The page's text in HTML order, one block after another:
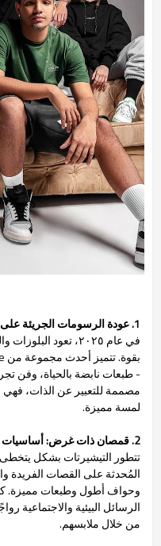
1. عودة الرسومات الجريئة على البلوزات والهوديز
في عام ٢٠٢٥، تعود
- طبعات نابضة بالحياة، وفن
مصممة للتعبير عن الذات،
لمسة مميزة.
2. قمصان ذات غرض: أساسيات متطورة
تتطور التيشيرتات بشكل
المُحدثة على القصات الفريدة
وحواف أطول وطبعات مميزة.
الرسائل البيئية والاجتماعية
من خلال ملابسهم.